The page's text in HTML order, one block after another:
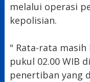
melalui operasi
kepolisian.
" Rata-rata
pukul 02.00 WIB
penertiban yang